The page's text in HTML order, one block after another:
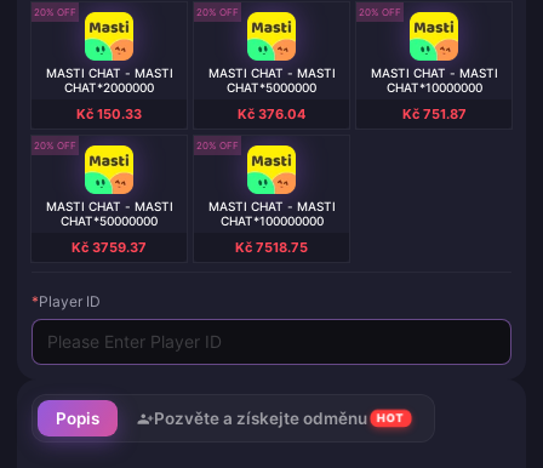
Popis Pozvěte a získejte odměnu HOT
20% OFF
MASTI CHAT - MASTI
CHAT*2000000
Kč 150.33
20% OFF
MASTI CHAT - MASTI
CHAT*5000000
Kč 376.04
20% OFF
MASTI CHAT - MASTI
CHAT*10000000
Kč 751.87
20% OFF
MASTI CHAT - MASTI
CHAT*50000000
Kč 3759.37
20% OFF
MASTI CHAT - MASTI
CHAT*100000000
Kč 7518.75
*Player ID